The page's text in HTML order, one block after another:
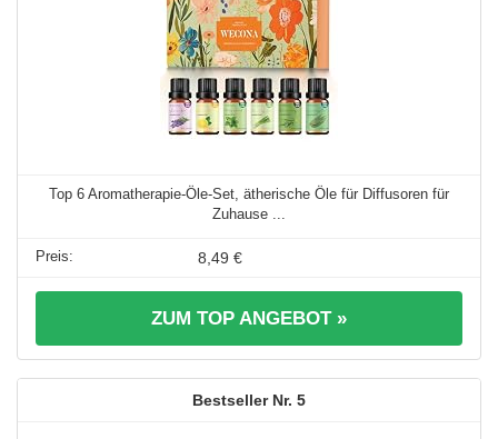
Top 6 Aromatherapie-Öle-Set, ätherische Öle für Diffusoren für
Zuhause ...
8,49 €
ZUM TOP ANGEBOT »
5